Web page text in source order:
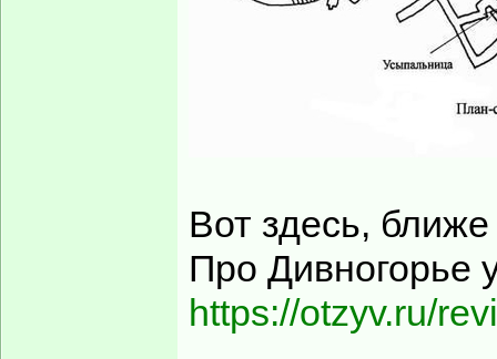
Вот здесь,
Про Дивногорье
https://otzyv.ru/